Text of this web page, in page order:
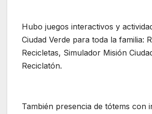
Hubo juegos interactivos y
Ciudad Verde para toda la familia:
Recicletas, Simulador Misión
Reciclatón.
También presencia de tótems con